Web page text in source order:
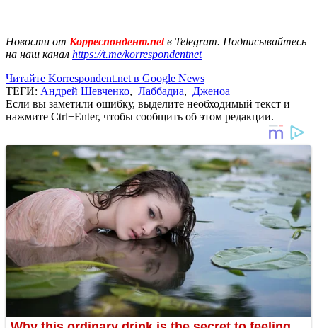
Новости от Корреспондент.netв Telegram. Подписывайтесь
на наш канал https://t.me/korrespondentnet
Читайте Korrespondent.net в Google News
ТЕГИ: Андрей Шевченко, Лаббадиа, Дженоа
Если вы заметили ошибку, выделите необходимый текст и
нажмите Ctrl+Enter, чтобы сообщить об этом редакции.